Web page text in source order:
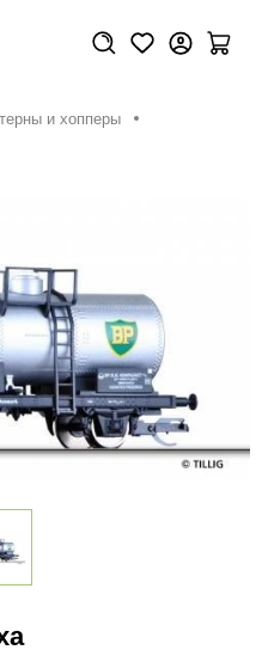
и хопперы